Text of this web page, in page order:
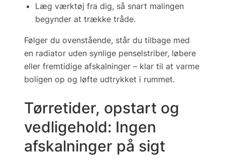
Læg værktøj fra dig, så snart malingen
begynder at trække tråde.
Følger du ovenstående, står du tilbage med
en radiator uden synlige penselstriber, løbere
eller fremtidige afskalninger – klar til at varme
boligen op og løfte udtrykket i rummet.
Tørretider, opstart og
vedligehold: Ingen
afskalninger på sigt